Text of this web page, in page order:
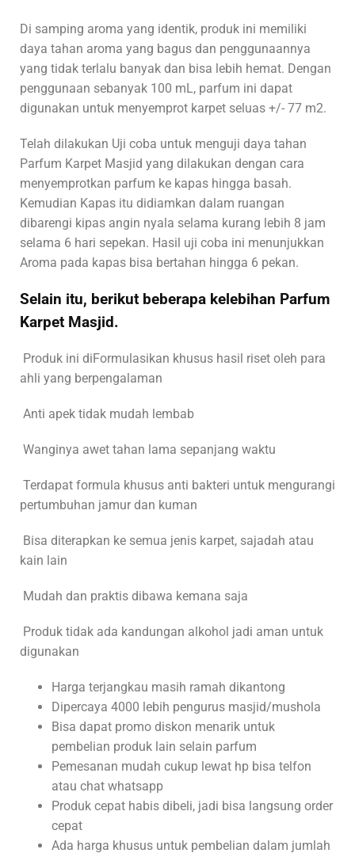
Di samping aroma yang identik, produk ini memiliki
daya tahan aroma yang bagus dan penggunaannya
yang tidak terlalu banyak dan bisa lebih hemat. Dengan
penggunaan sebanyak 100 mL, parfum ini dapat
digunakan untuk menyemprot karpet seluas +/- 77 m2.
Telah dilakukan Uji coba untuk menguji daya tahan
Parfum Karpet Masjid yang dilakukan dengan cara
menyemprotkan parfum ke kapas hingga basah.
Kemudian Kapas itu didiamkan dalam ruangan
dibarengi kipas angin nyala selama kurang lebih 8 jam
selama 6 hari sepekan. Hasil uji coba ini menunjukkan
Aroma pada kapas bisa bertahan hingga 6 pekan.
Selain itu, berikut beberapa kelebihan Parfum
Karpet Masjid.
Produk ini diFormulasikan khusus hasil riset oleh para
ahli yang berpengalaman
Anti apek tidak mudah lembab
Wanginya awet tahan lama sepanjang waktu
Terdapat formula khusus anti bakteri untuk mengurangi
pertumbuhan jamur dan kuman
Bisa diterapkan ke semua jenis karpet, sajadah atau
kain lain
Mudah dan praktis dibawa kemana saja
Produk tidak ada kandungan alkohol jadi aman untuk
digunakan
Harga terjangkau masih ramah dikantong
Dipercaya 4000 lebih pengurus masjid/mushola
Bisa dapat promo diskon menarik untuk
pembelian produk lain selain parfum
Pemesanan mudah cukup lewat hp bisa telfon
atau chat whatsapp
Produk cepat habis dibeli, jadi bisa langsung order
cepat
Ada harga khusus untuk pembelian dalam jumlah